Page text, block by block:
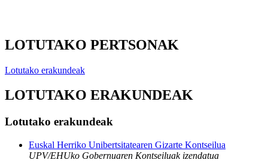
LOTUTAKO PERTSONAK
Lotutako erakundeak
LOTUTAKO ERAKUNDEAK
Lotutako erakundeak
Euskal Herriko Unibertsitatearen Gizarte Kontseilua
UPV/EHUko Gobernuaren Kontseiluak izendatua